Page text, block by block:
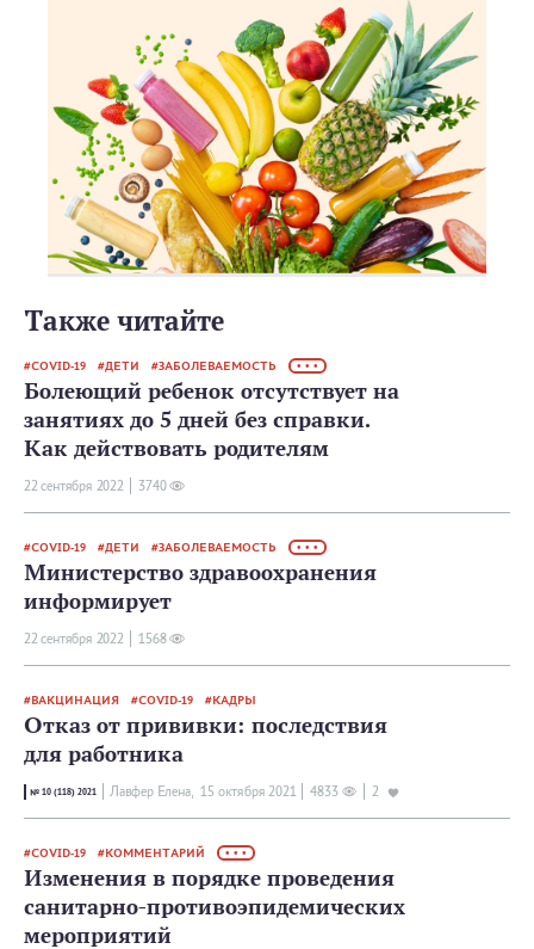
Также читайте
COVID-19 ДЕТИ ЗАБОЛЕВАЕМОСТЬ • • •
Болеющий ребенок отсутствует на
занятиях до 5 дней без справки.
Как действовать родителям
22 сентября 2022 3740
COVID-19 ДЕТИ ЗАБОЛЕВАЕМОСТЬ • • •
Министерство здравоохранения
информирует
22 сентября 2022 1568
ВАКЦИНАЦИЯ COVID-19 КАДРЫ
Отказ от прививки: последствия
для работника
№ 10 (118) 2021 Лавфер Елена, 15 октября 2021 4833 2
COVID-19 КОММЕНТАРИЙ • • •
Изменения в порядке проведения
санитарно-противоэпидемических
мероприятий